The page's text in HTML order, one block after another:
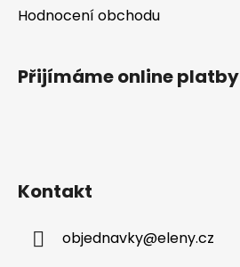
Hodnocení obchodu
Přijímáme online platby
Kontakt
objednavky@eleny.cz